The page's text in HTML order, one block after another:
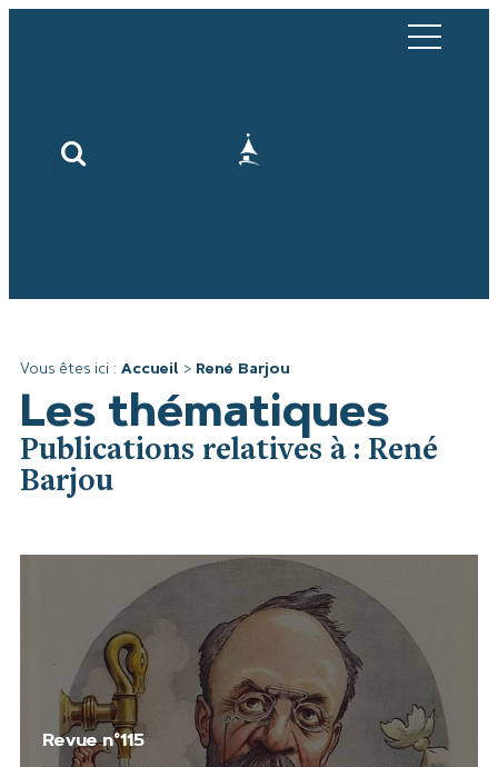
Vous êtes ici : Accueil > René Barjou
Les thématiques
Publications relatives à : René
Barjou
Revue n°115